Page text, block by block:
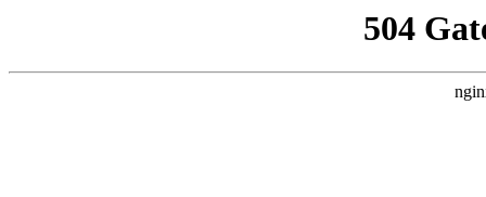
504